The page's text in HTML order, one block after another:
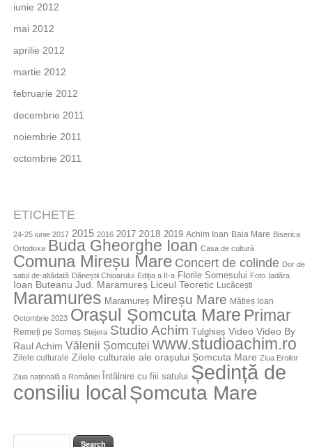
iunie 2012
mai 2012
aprilie 2012
martie 2012
februarie 2012
decembrie 2011
noiembrie 2011
octombrie 2011
ETICHETE
24-25 iunie 2017 2015 2016 2017 2018 2019 Achim Ioan Baia Mare Biserica
Ortodoxa Buda Gheorghe Ioan Casa de cultură
Comuna Mireșu Mare Concert de colinde Dor de
satul de-altădată Dăneștii Chioarului Ediția a II-a Florile Somesului Foto Iadăra
Ioan Buteanu Jud. Maramureș Liceul Teoretic Lucăcești
Maramures Maramureș Mireșu Mare Mătieș Ioan
Octombrie 2023 Orașul Șomcuta Mare Primar
Remeți pe Someș Stejera Studio Achim Tulghieș Video Video By
Raul Achim Vălenii Șomcutei www.studioachim.ro
Zilele culturale Zilele culturale ale orașului Șomcuta Mare Ziua Eroilor
Ziua națională a României Întâlnire cu fiii satului Ședință de
consiliu localȘomcuta Mare